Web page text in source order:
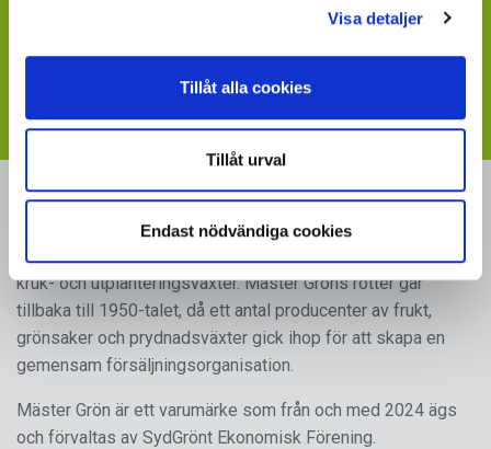
Visa detaljer
Tillåt alla cookies
Tillåt urval
Endast nödvändiga cookies
webbplats med skyltmaterial
MÄSTER GRÖN
Sveriges i särklass största, tillika odlarägda, leverantör av
kruk- och utplanteringsväxter. Mäster Gröns rötter går
tillbaka till 1950-talet, då ett antal producenter av frukt,
grönsaker och prydnadsväxter gick ihop för att skapa en
gemensam försäljningsorganisation.
Mäster Grön är ett varumärke som från och med 2024 ägs
och förvaltas av SydGrönt Ekonomisk Förening.